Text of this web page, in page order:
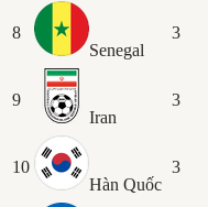
8
Senegal
3
9
Iran
3
10
Hàn Quốc
3